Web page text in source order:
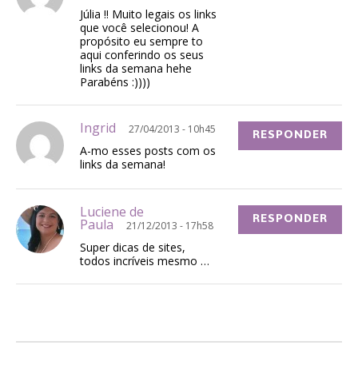
Júlia !! Muito legais os links
que você selecionou! A
propósito eu sempre to
aqui conferindo os seus
links da semana hehe
Parabéns :))))
Ingrid 27/04/2013 - 10h45
A-mo esses posts com os
links da semana!
RESPONDER
Luciene de
Paula 21/12/2013 - 17h58
Super dicas de sites,
todos incríveis mesmo …
RESPONDER